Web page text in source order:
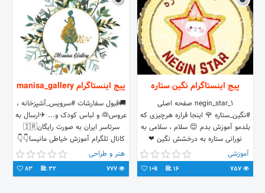
پیج اینستاگرام نگین ستاره
negin_star_1 صفحه اصلی
#نگین_ستاره 🌹 اینجا قراره هرچیزی که
بلدمو آموزش بدم 😊 سلام ، سلامی به
نورانی ستاره به درخشش نگین ❤
آموزشی
16
10k
پیج اینستاگرام manisa_gallery
🚚قبول سفارشات #سرویس_آشپزخانه ،
عروس👰 و لباس کودک و...‌ ✈ارسال به
سرتاسر ایران به صورت رایگان🇮🇷
کانال تلگرام آموزش خیاطی مانیسا👇👇
t.me/khayati_manisaهنر و طراحی
32
83